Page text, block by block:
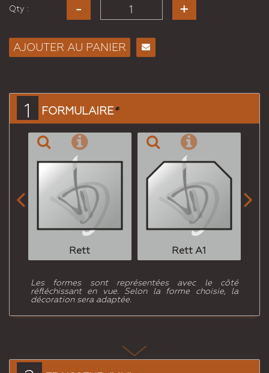
Qty :
AJOUTER AU PANIER
1 FORMULAIRE*
Rett Rett A1
 
Les formes sont représentées avec le côté
réfléchissant en vue. Selon la forme choisie, la
décoration sera adaptée.